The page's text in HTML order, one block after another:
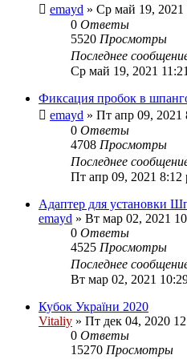
emayd » Ср май 19,
0 Ответы
5520 Просмотры
Последнее
Ср май 19, 2021
Фиксация пробок в
emayd » Пт апр 09, 2021
0 Ответы
4708 Просмотры
Последнее
Пт апр 09, 2021 8:12
Адаптер для установки
emayd » Вт мар 02, 2021
0 Ответы
4525 Просмотры
Последнее
Вт мар 02, 2021
Кубок України 2020
Vitaliy » Пт дек 04, 2020
0 Ответы
15270 Просмотры